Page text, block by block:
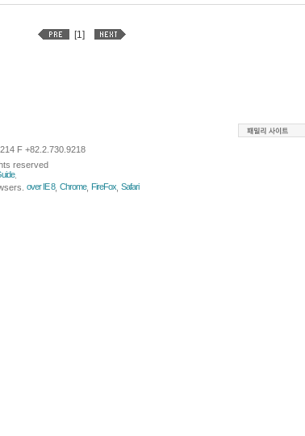
[1]
F +82.2.730.9218
reserved
.
over IE 8, Chrome, FireFox Safari